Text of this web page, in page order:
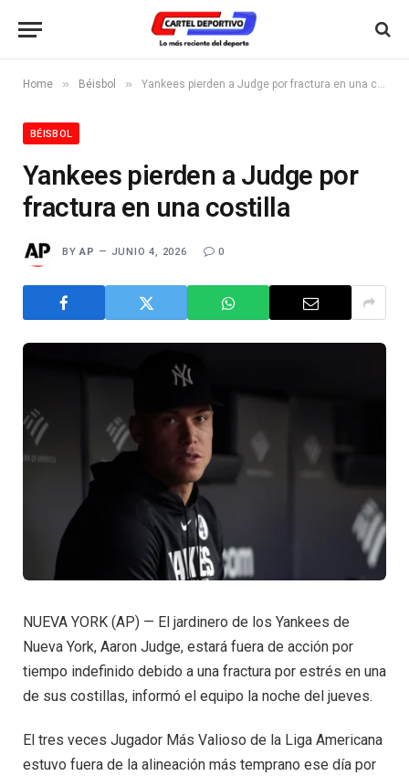
Home » Béisbol » Yankees pierden a Judge por fractura en una costilla
BÉISBOL
Yankees pierden a Judge por
fractura en una costilla
BY AP JUNIO 4, 2026 0
NUEVA YORK (AP) — El jardinero de los Yankees de
Nueva York, Aaron Judge, estará fuera de acción por
tiempo indefinido debido a una fractura por estrés en una
de sus costillas, informó el equipo la noche del jueves.
El tres veces Jugador Más Valioso de la Liga Americana
estuvo fuera de la alineación más temprano ese día por